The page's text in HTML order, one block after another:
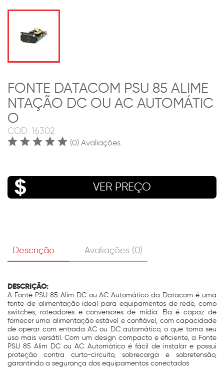
FONTE DATACOM PSU 85 ALIME
NTAÇÃO DC OU AC AUTOMÁTIC
O
COD. 16302
(0) Avaliações
VER PREÇO
Descrição Avaliações (0)
DESCRIÇÃO:
A Fonte PSU 85 Alim DC ou AC Automático da Datacom é uma
fonte de alimentação ideal para equipamentos de rede, como
switches, roteadores e conversores de mídia. Ela é capaz de
fornecer uma alimentação estável e confiável, com capacidade
de operar com entrada AC ou DC automático, o que torna seu
uso mais versátil. Com um design compacto e eficiente, a Fonte
PSU 85 Alim DC ou AC Automático é fácil de instalar e possui
proteção contra curto-circuito, sobrecarga e sobretensão,
garantindo a segurança dos equipamentos conectados